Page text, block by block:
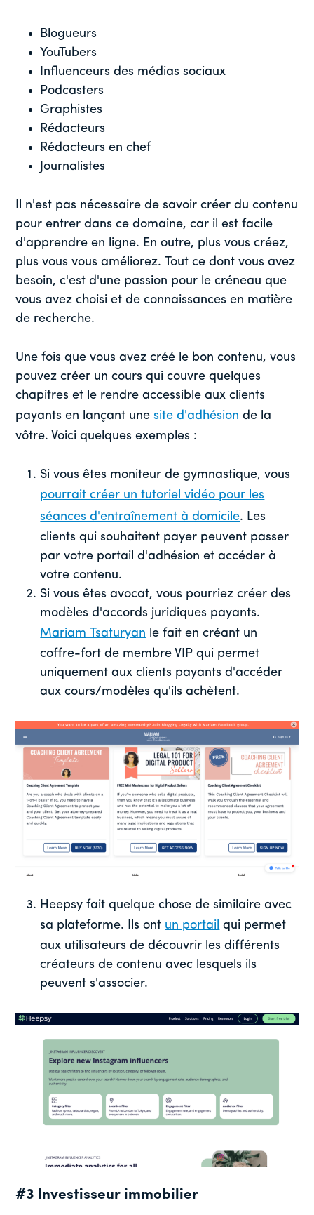
Blogueurs
YouTubers
Influenceurs des médias sociaux
Podcasters
Graphistes
Rédacteurs
Rédacteurs en chef
Journalistes
Il n'est pas nécessaire de savoir créer du contenu
pour entrer dans ce domaine, car il est facile
d'apprendre en ligne. En outre, plus vous créez,
plus vous vous améliorez. Tout ce dont vous avez
besoin, c'est d'une passion pour le créneau que
vous avez choisi et de connaissances en matière
de recherche.
Une fois que vous avez créé le bon contenu, vous
pouvez créer un cours qui couvre quelques
chapitres et le rendre accessible aux clients
payants en lançant unesite d'adhésion de la
vôtre. Voici quelques exemples :
Si vous êtes moniteur de gymnastique, vous
pourrait créer un tutoriel vidéo pour les
séances d'entraînement à domicile. Les
clients qui souhaitent payer peuvent passer
par votre portail d'adhésion et accéder à
votre contenu.
Si vous êtes avocat, vous pourriez créer des
modèles d'accords juridiques payants.
Mariam Tsaturyan le fait en créant un
coffre-fort de membre VIP qui permet
uniquement aux clients payants d'accéder
aux cours/modèles qu'ils achètent.
Heepsy fait quelque chose de similaire avec
sa plateforme. Ils ont un portail qui permet
aux utilisateurs de découvrir les différents
créateurs de contenu avec lesquels ils
peuvent s'associer.
#3 Investisseur immobilier